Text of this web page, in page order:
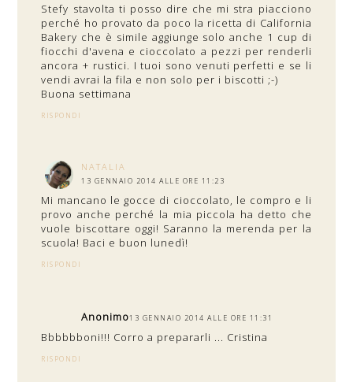
Stefy stavolta ti posso dire che mi stra piacciono
perché ho provato da poco la ricetta di California
Bakery che è simile aggiunge solo anche 1 cup di
fiocchi d'avena e cioccolato a pezzi per renderli
ancora + rustici. I tuoi sono venuti perfetti e se li
vendi avrai la fila e non solo per i biscotti ;-)
Buona settimana
RISPONDI
NATALIA
13 GENNAIO 2014 ALLE ORE 11:23
Mi mancano le gocce di cioccolato, le compro e li
provo anche perché la mia piccola ha detto che
vuole biscottare oggi! Saranno la merenda per la
scuola! Baci e buon lunedì!
RISPONDI
Anonimo13 GENNAIO 2014 ALLE ORE 11:31
Bbbbbboni!!! Corro a prepararli ... Cristina
RISPONDI